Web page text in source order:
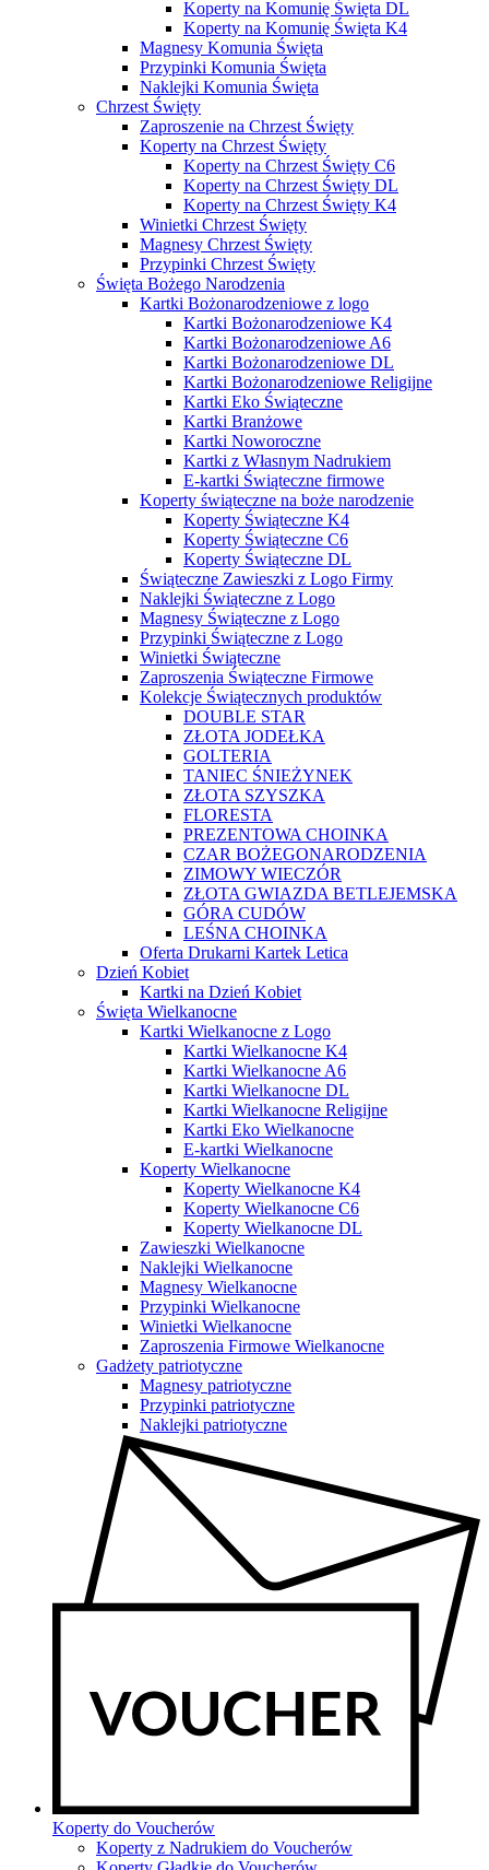
Koperty na Komunię Święta DL
Koperty na Komunię Święta K4
Magnesy Komunia Święta
Przypinki Komunia Święta
Naklejki Komunia Święta
Chrzest Święty
Zaproszenie na Chrzest Święty
Koperty na Chrzest Święty
Koperty na Chrzest Święty C6
Koperty na Chrzest Święty DL
Koperty na Chrzest Święty K4
Winietki Chrzest Święty
Magnesy Chrzest Święty
Przypinki Chrzest Święty
Święta Bożego Narodzenia
Kartki Bożonarodzeniowe z logo
Kartki Bożonarodzeniowe K4
Kartki Bożonarodzeniowe A6
Kartki Bożonarodzeniowe DL
Kartki Bożonarodzeniowe Religijne
Kartki Eko Świąteczne
Kartki Branżowe
Kartki Noworoczne
Kartki z Własnym Nadrukiem
E-kartki Świąteczne firmowe
Koperty świąteczne na boże narodzenie
Koperty Świąteczne K4
Koperty Świąteczne C6
Koperty Świąteczne DL
Świąteczne Zawieszki z Logo Firmy
Naklejki Świąteczne z Logo
Magnesy Świąteczne z Logo
Przypinki Świąteczne z Logo
Winietki Świąteczne
Zaproszenia Świąteczne Firmowe
Kolekcje Świątecznych produktów
DOUBLE STAR
ZŁOTA JODEŁKA
GOLTERIA
TANIEC ŚNIEŻYNEK
ZŁOTA SZYSZKA
FLORESTA
PREZENTOWA CHOINKA
CZAR BOŻEGONARODZENIA
ZIMOWY WIECZÓR
ZŁOTA GWIAZDA BETLEJEMSKA
GÓRA CUDÓW
LEŚNA CHOINKA
Oferta Drukarni Kartek Letica
Dzień Kobiet
Kartki na Dzień Kobiet
Święta Wielkanocne
Kartki Wielkanocne z Logo
Kartki Wielkanocne K4
Kartki Wielkanocne A6
Kartki Wielkanocne DL
Kartki Wielkanocne Religijne
Kartki Eko Wielkanocne
E-kartki Wielkanocne
Koperty Wielkanocne
Koperty Wielkanocne K4
Koperty Wielkanocne C6
Koperty Wielkanocne DL
Zawieszki Wielkanocne
Naklejki Wielkanocne
Magnesy Wielkanocne
Przypinki Wielkanocne
Winietki Wielkanocne
Zaproszenia Firmowe Wielkanocne
Gadżety patriotyczne
Magnesy patriotyczne
Przypinki patriotyczne
Naklejki patriotyczne
Koperty do Voucherów
Koperty z Nadrukiem do Voucherów